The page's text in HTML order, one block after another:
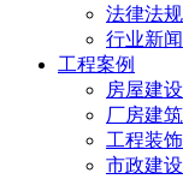
法律法规
行业新闻
工程案例
房屋建设
厂房建筑
工程装饰
市政建设